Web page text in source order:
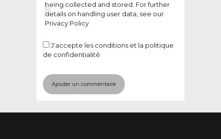
being collected and stored. For further
details on handling user data, see our
Privacy Policy
J’accepte les conditions et la politique
de confidentialité